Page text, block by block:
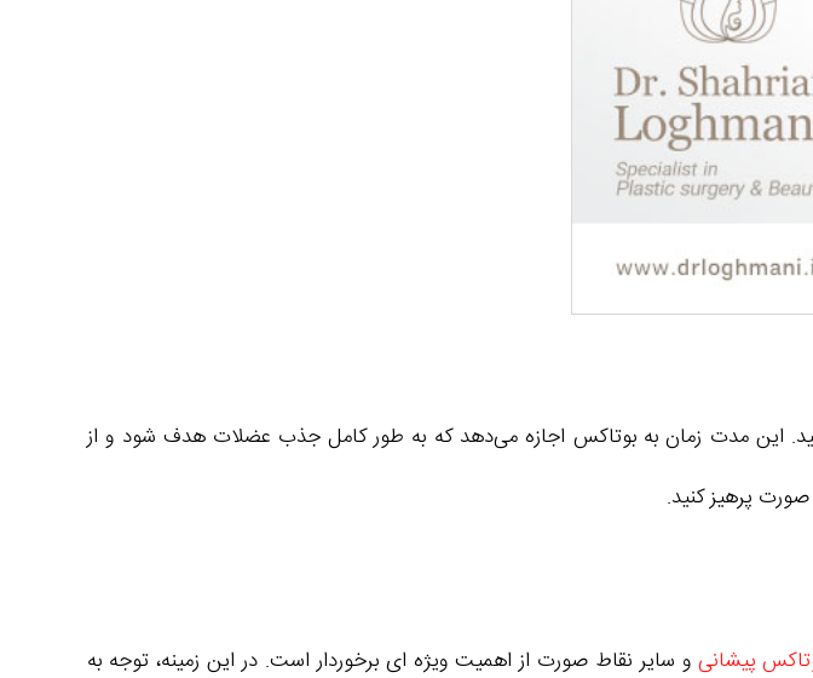
شستن صورت حداقل 4 تا 6 ساعت صبر کنید. این مدت زمان به بوتاکس اجازه می‌دهد که به طور کامل جذب عضلات هدف شود و از
پرهیز کنید.
پیشانی و سایر نقاط صورت از اهمیت ویژه‌ ای برخوردار است. در این زمینه، توجه به